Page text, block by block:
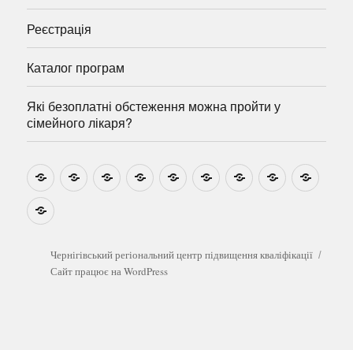
Реєстрація
Каталог програм
Які безоплатні обстеження можна пройти у
сімейного лікаря?
НовиниНавчально-
методичні
Ми
на
Звіти Про
центр
План
графік
Розумовські
зустрічі
Реєстрація
Які
безоплатні
можна
пройти
у
Чернігівський регіональний центр підвищення кваліфікації
Сайт працює на WordPress